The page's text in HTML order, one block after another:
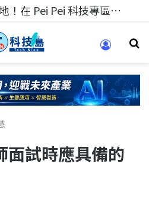
科技人的經驗傳承地！在 Pei Pei 科技專區，與學弟妹交流最硬核的技術
面試時應具備的